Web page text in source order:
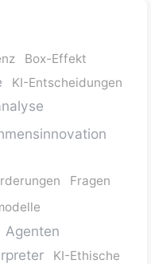
Box-Effekt
KI-Entscheidungen
Fragen
Agenten
KI-Ethische